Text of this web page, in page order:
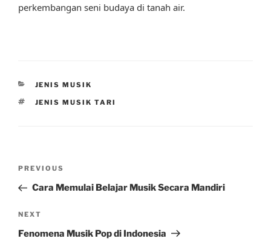
perkembangan seni budaya di tanah air.
CATEGORIES
JENIS MUSIK
TAGS
JENIS MUSIK TARI
Previous
Post
PREVIOUS
Cara Memulai Belajar Musik Secara Mandiri
Next
Post
NEXT
Fenomena Musik Pop di Indonesia